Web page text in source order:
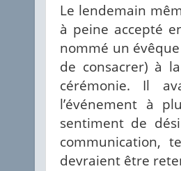
Le lendemain
à peine accepté
nommé un
de consacrer) à
cérémonie. Il
l’événement à
sentiment de
communication,
devraient être